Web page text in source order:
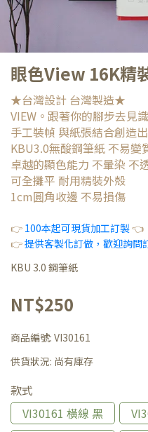
眼色View 16K精
★台灣設計 台灣製造★
VIEW。跟著你的腳步去見
手工裝幀 與紙張結合創造
KBU3.0無酸鋼筆紙 不易變
卓越的顯色能力 不暈染 不
可全攤平 耐用精裝外殼
1cm圓角收邊 不易損傷
👉 100本起可現貨加工訂製👈
👉提供客製化訂做，歡迎詢問
KBU 3.0 鋼筆紙
NT$250
商品編號: VI30161
供貨狀況: 尚有庫存
款式
VI30161 橫線 黑